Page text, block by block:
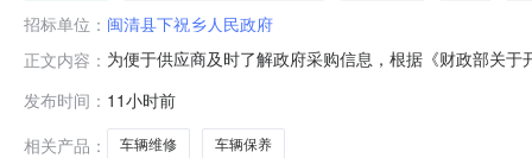
招标单位： 闽清县下祝乡人民政府
正文内容： 为便于供应商及时了解政府采购信息，根据《财政部关
清县下祝乡人民政府公务车（闽A996KL）车辆维修、
次公
发布时间： 11小时前
相关产品：
车辆维修 车辆保养